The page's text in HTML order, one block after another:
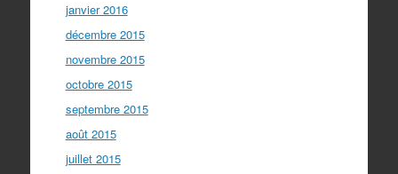
janvier 2016
décembre 2015
novembre 2015
octobre 2015
septembre 2015
août 2015
juillet 2015